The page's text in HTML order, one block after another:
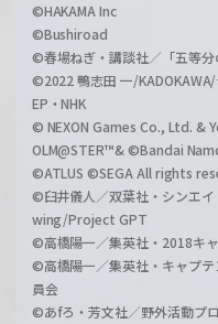
©HAKAMA Inc
©Bushiroad
©春場ねぎ・講談社／「五等
©2022 鴨志田 一/
EP・NHK
© NEXON Games Co., Ltd. &
OLM@STER™& ©Bandai
©ATLUS ©SEGA All rights
©臼井儀人／双葉社・シンエ
wing/Project GPT
©高橋陽一／集英社・2018キ
©高橋陽一／集英社・キャプテ
員会
©あfろ・芳文社／野外活動プ